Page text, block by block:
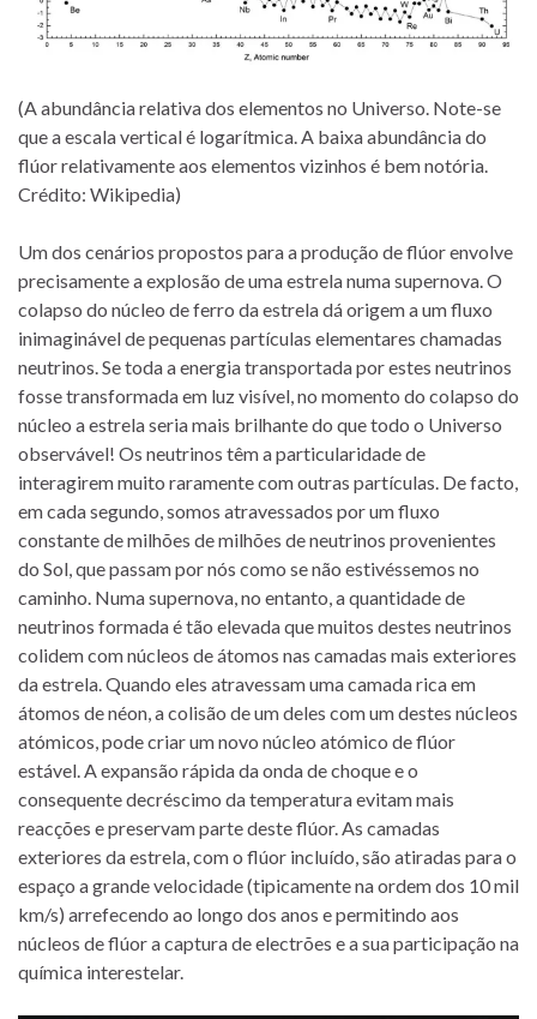
(A abundância relativa dos elementos no Universo. Note-se
que a escala vertical é logarítmica. A baixa abundância do
flúor relativamente aos elementos vizinhos é bem notória.
Crédito: Wikipedia)
Um dos cenários propostos para a produção de flúor envolve
precisamente a explosão de uma estrela numa supernova. O
colapso do núcleo de ferro da estrela dá origem a um fluxo
inimaginável de pequenas partículas elementares chamadas
neutrinos. Se toda a energia transportada por estes neutrinos
fosse transformada em luz visível, no momento do colapso do
núcleo a estrela seria mais brilhante do que todo o Universo
observável! Os neutrinos têm a particularidade de
interagirem muito raramente com outras partículas. De facto,
em cada segundo, somos atravessados por um fluxo
constante de milhões de milhões de neutrinos provenientes
do Sol, que passam por nós como se não estivéssemos no
caminho. Numa supernova, no entanto, a quantidade de
neutrinos formada é tão elevada que muitos destes neutrinos
colidem com núcleos de átomos nas camadas mais exteriores
da estrela. Quando eles atravessam uma camada rica em
átomos de néon, a colisão de um deles com um destes núcleos
atómicos, pode criar um novo núcleo atómico de flúor
estável. A expansão rápida da onda de choque e o
consequente decréscimo da temperatura evitam mais
reacções e preservam parte deste flúor. As camadas
exteriores da estrela, com o flúor incluído, são atiradas para o
espaço a grande velocidade (tipicamente na ordem dos 10 mil
km/s) arrefecendo ao longo dos anos e permitindo aos
núcleos de flúor a captura de electrões e a sua participação na
química interestelar.